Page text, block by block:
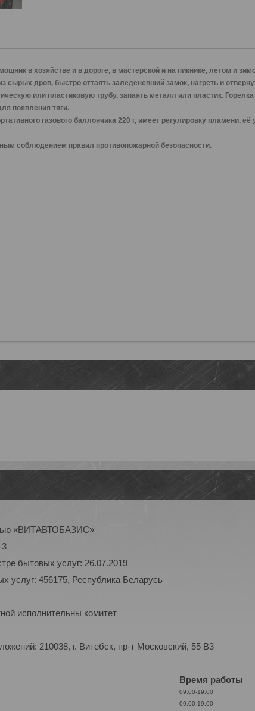
в хозяйстве и в дороге, в мастерской и на пикнике, летом и
сырых дров, быстро оттаять заледеневший замок, нагреть и
или пластиковую трубу, запаять металл или пластик.
появления тяги.
газового баллончика 220 г, имеет регулировку пламени, её
соблюдением правил противопожарной безопасности.
«ВИТАВТОБАЗИС»
3
бытовых услуг: 26.07.2019
услуг: 456175, Республика Беларусь
исполнительны комитет
210038, г. Витебск, пр-т Московский, 55 B3
Время работы
09:00-19:00
09:00-19:00